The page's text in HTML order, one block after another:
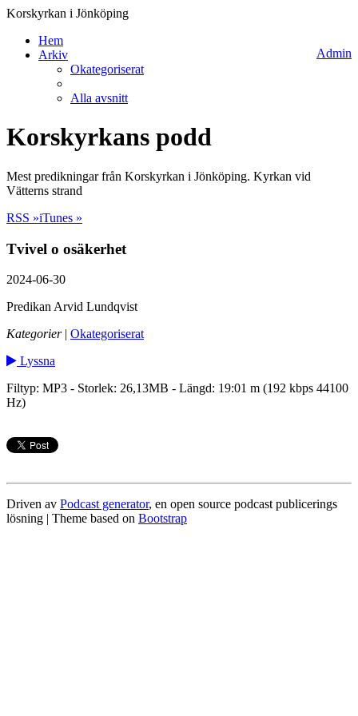
Korskyrkan i Jönköping
Admin
Hem
Arkiv
Okategoriserat
Alla avsnitt
Korskyrkans podd
Mest predikningar från Korskyrkan i Jönköping. Kyrkan vid
Vätterns strand
RSS »iTunes »
Tvivel o osäkerhet
2024-06-30
Predikan Arvid Lundqvist
Kategorier| Okategoriserat
Lyssna
Filtyp: MP3 - Storlek: 26,13MB - Längd: 19:01 m (192 kbps 44100
Hz)
Driven av Podcast generator, en open source podcast publicerings
lösning | Theme based on Bootstrap